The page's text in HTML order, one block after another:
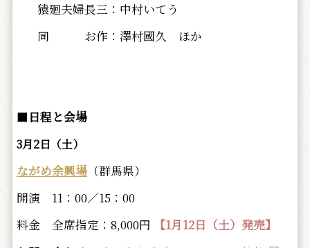
猿廻夫婦長三：中村いてう
同 お作：澤村國久 ほか
■ 日程と会場
3月2日（土）
ながめ余興場（群馬県）
開演 11：00／15：00
料金 全席指定：8,000円 【1月12日（土）発売】